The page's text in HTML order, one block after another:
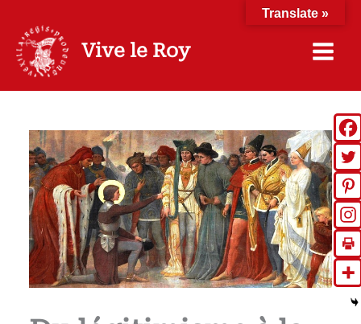
contenu
Vive le Roy
Translate »